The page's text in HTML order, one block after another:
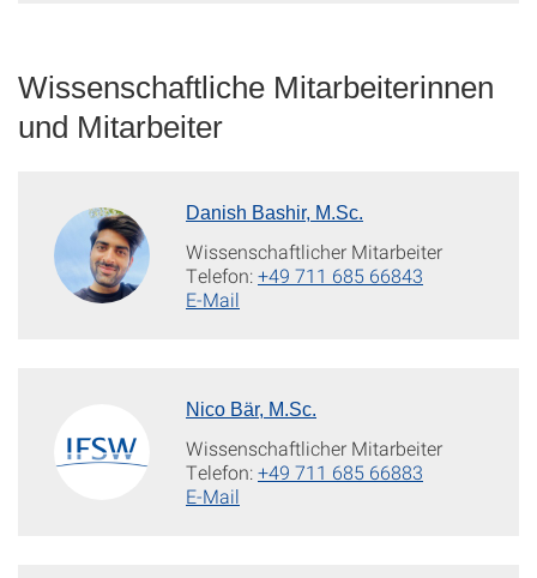
Wissenschaftliche Mitarbeiterinnen
und Mitarbeiter
Danish Bashir, M.Sc.
Wissenschaftlicher Mitarbeiter
Telefon:+49 711 685 66843
E-Mail
Nico Bär, M.Sc.
Wissenschaftlicher Mitarbeiter
Telefon:+49 711 685 66883
E-Mail